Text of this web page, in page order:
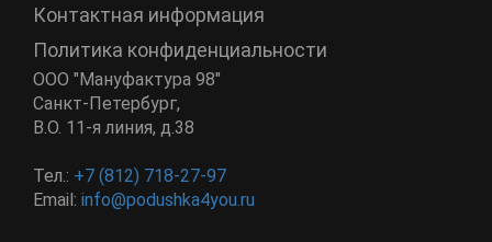
Контактная информация
Политика конфиденциальности
ООО "Мануфактура 98"
Санкт-Петербург,
В.О. 11-я линия, д.38
Тел.: +7 (812) 718-27-97
Email: info@podushka4you.ru